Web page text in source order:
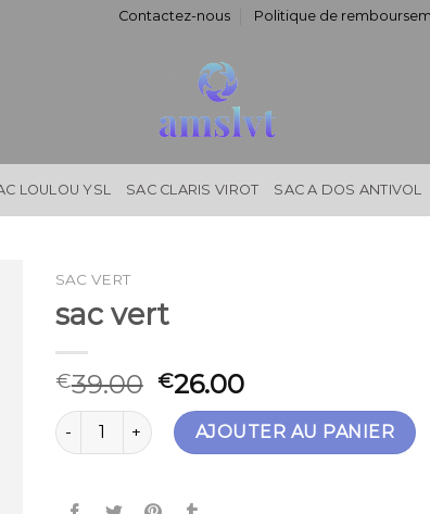
Contactez-nous Politique de
LOULOU YSL SAC CLARIS VIROT SAC A DOS ANTIVOL
SAC VERT
sac vert
€39.00 €26.00
quantité de sac vertAJOUTER AU PANIER